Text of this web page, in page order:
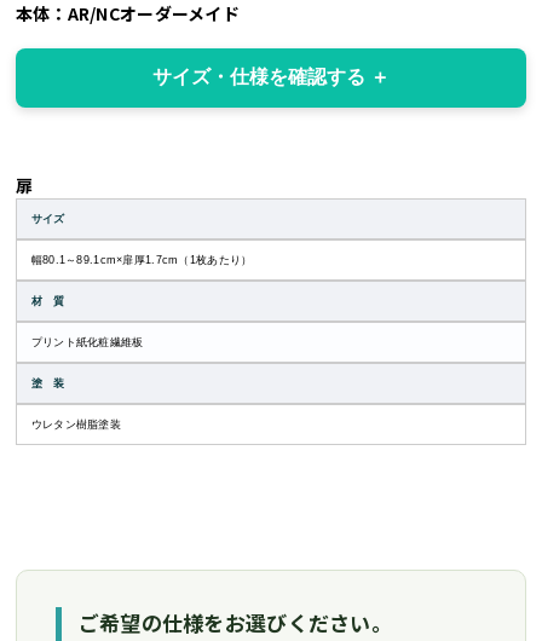
本体：AR/NCオーダーメイド
サイズ・仕様を確認する
扉
サイズ
幅80.1～89.1cm×扉厚1.7cm（1枚あたり）
材 質
プリント紙化粧繊維板
塗 装
ウレタン樹脂塗装
ご希望の仕様をお選びください。